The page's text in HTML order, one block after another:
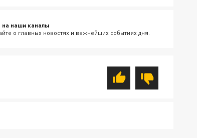
на наши каналы
о главных новостях и важнейших событиях дня.